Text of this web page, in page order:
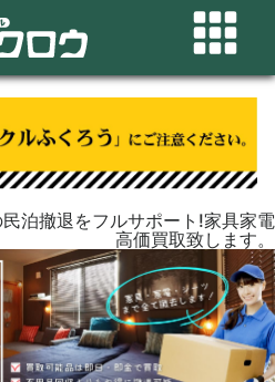
泊撤退をフルサポート!家具家電
高価買取致します。